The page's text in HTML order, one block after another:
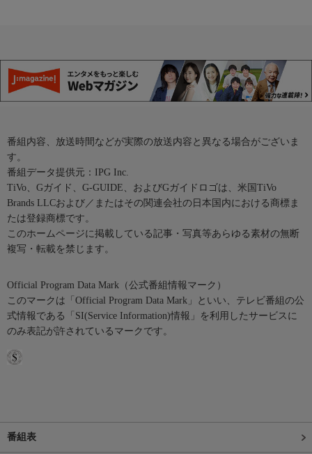
番組内容、放送時間などが実際の放送内容と異なる場合がございま
す。
番組データ提供元：IPG Inc.
TiVo、Gガイド、G-GUIDE、およびGガイドロゴは、米国TiVo
Brands LLCおよび／またはその関連会社の日本国内における商標ま
たは登録商標です。
このホームページに掲載している記事・写真等あらゆる素材の無断
複写・転載を禁じます。
Official Program Data Mark（公式番組情報マーク）
このマークは「Official Program Data Mark」といい、テレビ番組の公
式情報である「SI(Service Information)情報」を利用したサービスに
のみ表記が許されているマークです。
番組表